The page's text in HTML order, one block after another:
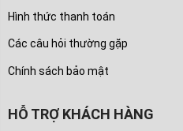
Hình thức thanh toán
Các câu hỏi thường gặp
Chính sách bảo mật
HỖ TRỢ KHÁCH HÀNG